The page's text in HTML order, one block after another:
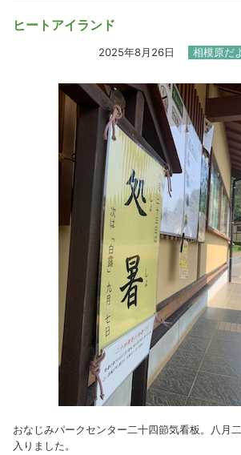
ヒートアイランド
2025年8月26日 相模原だ
おなじみパークセンター二十四節気看板。八月
入りました。